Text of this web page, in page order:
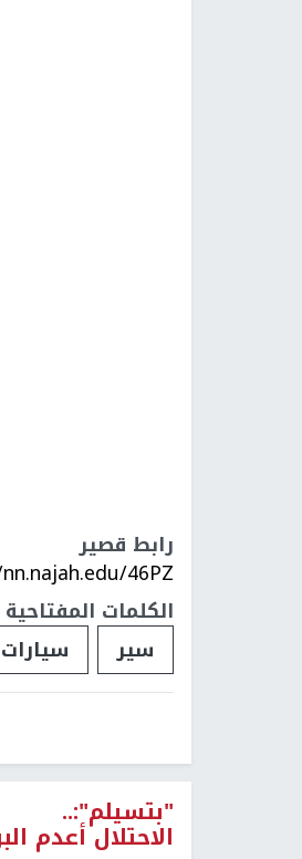
رابط قصير
46PZ/
الكلمات المفتاحية
سير
"بتسيلم":..
الاحتلال أعدم